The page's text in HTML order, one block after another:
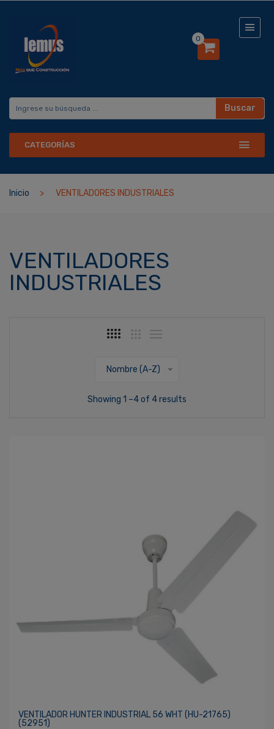
0
Buscar
CATEGORÍAS
Inicio VENTILADORES INDUSTRIALES
VENTILADORES
INDUSTRIALES
Nombre (A-Z)
Showing 1 –4 of 4 results
VENTILADOR HUNTER INDUSTRIAL 56 WHT (HU-21765)
(52951)